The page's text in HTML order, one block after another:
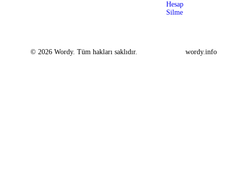
Hesap
Silme
© 2026 Wordy. Tüm hakları saklıdır. wordy.info